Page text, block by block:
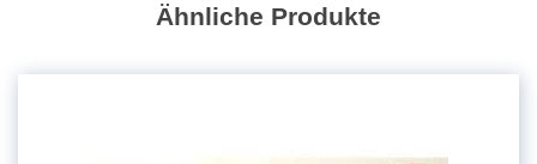
Ähnliche Produkte